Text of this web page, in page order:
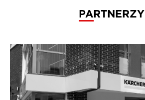
PARTNERZY